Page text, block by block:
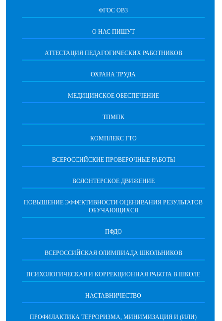
ФГОС ОВЗ
О НАС ПИШУТ
АТТЕСТАЦИЯ ПЕДАГОГИЧЕСКИХ РАБОТНИКОВ
ОХРАНА ТРУДА
МЕДИЦИНСКОЕ ОБЕСПЕЧЕНИЕ
ТПМПК
КОМПЛЕКС ГТО
ВСЕРОССИЙСКИЕ ПРОВЕРОЧНЫЕ РАБОТЫ
ВОЛОНТЕРСКОЕ ДВИЖЕНИЕ
ПОВЫШЕНИЕ ЭФФЕКТИВНОСТИ ОЦЕНИВАНИЯ РЕЗУЛЬТАТОВ
ОБУЧАЮЩИХСЯ
ПФДО
ВСЕРОССИЙСКАЯ ОЛИМПИАДА ШКОЛЬНИКОВ
ПСИХОЛОГИЧЕСКАЯ И КОРРЕКЦИОННАЯ РАБОТА В ШКОЛЕ
НАСТАВНИЧЕСТВО
ПРОФИЛАКТИКА ТЕРРОРИЗМА, МИНИМИЗАЦИЯ И (ИЛИ)